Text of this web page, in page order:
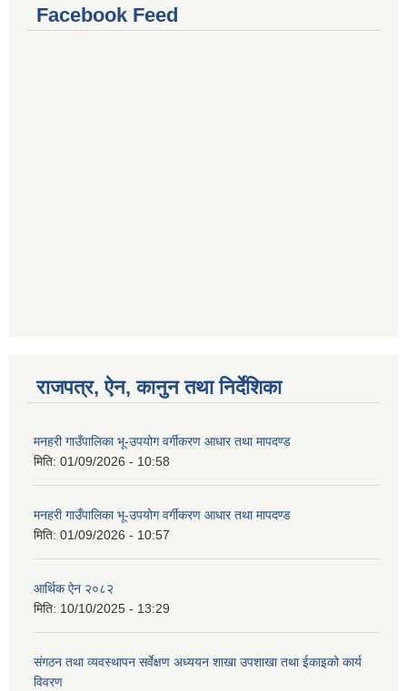
Facebook Feed
राजपत्र, ऐन, कानुन तथा निर्देशिका
मनहरी गाउँपालिका भू-उपयोग वर्गीकरण आधार तथा मापदण्ड
मिति: 01/09/2026 - 10:58
मनहरी गाउँपालिका भू-उपयोग वर्गीकरण आधार तथा मापदण्ड
मिति: 01/09/2026 - 10:57
आर्थिक ऐन २०८२
मिति: 10/10/2025 - 13:29
संगठन तथा व्यवस्थापन सर्वेक्षण अध्ययन शाखा उपशाखा तथा ईकाइको कार्य
विवरण